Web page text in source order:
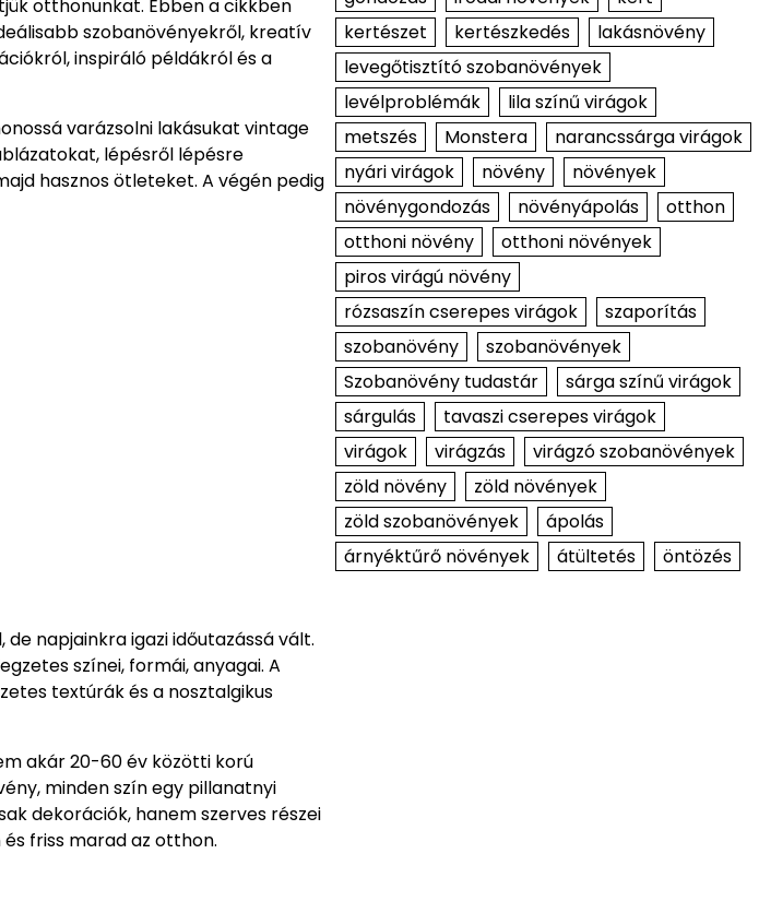
otthonunkat. Ebben a cikkben
szobanövényekről, kreatív
inspiráló példákról és a
varázsolni lakásukat vintage
lépésről lépésre
hasznos ötleteket. A végén pedig
napjainkra igazi időutazássá vált.
színei, formái, anyagai. A
textúrák és a nosztalgikus
akár 20-60 év közötti korú
minden szín egy pillanatnyi
dekorációk, hanem szerves részei
friss marad az otthon.
kertészet
kertészkedés
lakásnövény
levegőtisztító szobanövények
levélproblémák
lila színű virágok
metszés
Monstera
narancssárga virágok
nyári virágok
növény
növények
növénygondozás
növényápolás
otthon
otthoni növény
otthoni növények
piros virágú növény
rózsaszín cserepes virágok
szaporítás
szobanövény
szobanövények
Szobanövény tudastár
sárga színű virágok
sárgulás
tavaszi cserepes virágok
virágok
virágzás
virágzó szobanövények
zöld növény
zöld növények
zöld szobanövények
ápolás
árnyéktűrő növények
átültetés öntözés